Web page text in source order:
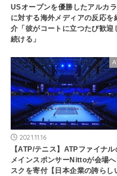
USオープンを優勝したアルカ
に対する海外メディアの反応を
介「彼がコートに立つたび歓迎
続ける」
2021.11.16
【ATP/テニス】ATPファイナル
メインスポンサーNittoが会場
スクを寄付【日本企業の誇らし